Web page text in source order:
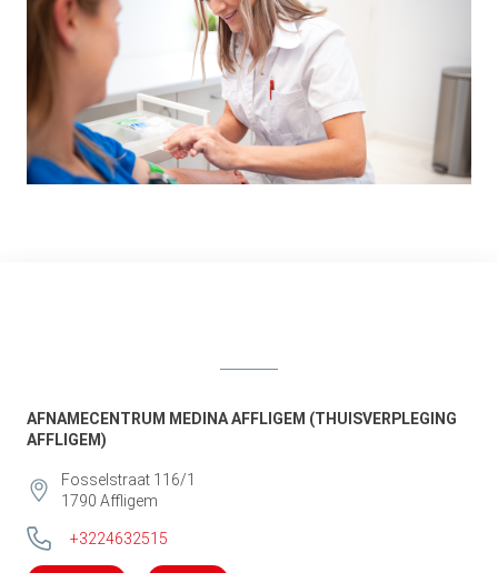
AFNAMECENTRUM MEDINA AFFLIGEM (THUISVERPLEGING
AFFLIGEM)
Fosselstraat 116/1
1790 Affligem
+3224632515